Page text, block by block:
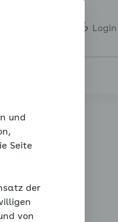
Gebärdensprache
Leichte Sprache
Login
und
Seite
der
von